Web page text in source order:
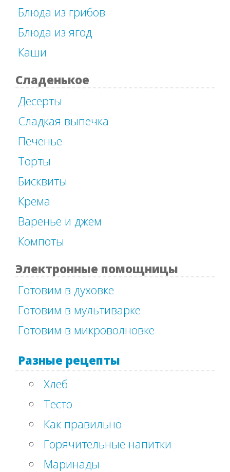
Блюда из грибов
Блюда из ягод
Каши
Сладенькое
Десерты
Сладкая выпечка
Печенье
Торты
Бисквиты
Крема
Варенье и джем
Компоты
Электронные помощницы
Готовим в духовке
Готовим в мультиварке
Готовим в микроволновке
Разные рецепты
Хлеб
Тесто
Как правильно
Горячительные напитки
Маринады